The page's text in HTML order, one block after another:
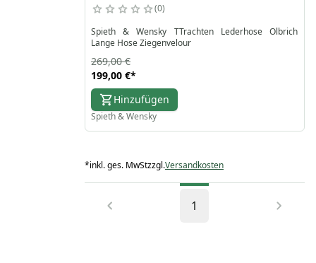
0
Spieth & Wensky TTrachten Lederhose Olbrich
Lange Hose Ziegenvelour
199,00 €*
269,00 €
Hinzufügen
Spieth & Wensky
*inkl. ges. MwStzzgl.Versandkosten
1